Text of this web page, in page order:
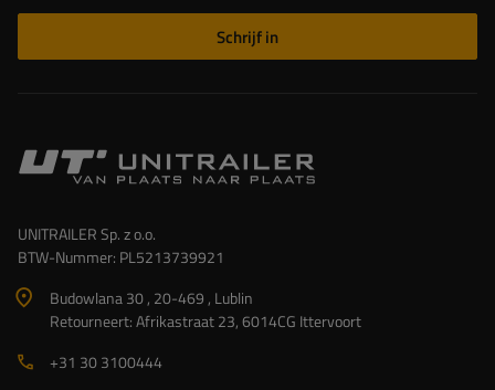
Schrijf in
UNITRAILER Sp. z o.o.
BTW-Nummer: PL5213739921
Budowlana 30 , 20-469 , Lublin
Retourneert: Afrikastraat 23, 6014CG Ittervoort
+31 30 3100444